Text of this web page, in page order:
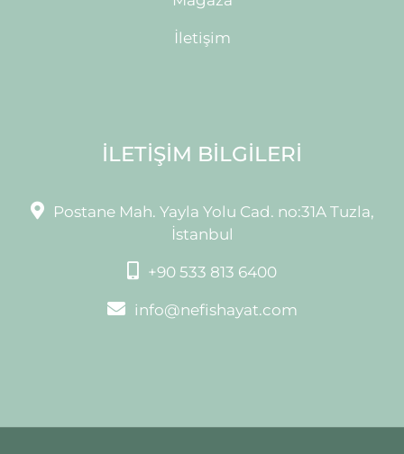
İletişim
İLETİŞİM BİLGİLERİ
Postane Mah. Yayla Yolu Cad. no:31A Tuzla,
İstanbul
+90 533 813 6400
info@nefishayat.com